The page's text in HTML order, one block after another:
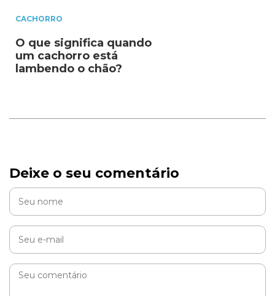
CACHORRO
O que significa quando
um cachorro está
lambendo o chão?
Deixe o seu comentário